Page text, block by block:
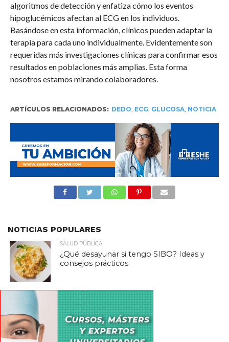
algoritmos de detección y enfatiza cómo los eventos
hipoglucémicos afectan al ECG en los individuos.
Basándose en esta información, clínicos pueden adaptar la
terapia para cada uno individualmente. Evidentemente son
requeridas más investigaciones clínicas para confirmar esos
resultados en poblaciones más amplias. Esta forma
nosotros estamos mirando colaboradores.
ARTÍCULOS RELACIONADOS: DEDO, ECG, GLUCOSA, NOTICIA
NOTICIAS POPULARES
SALUD PÚBLICA
¿Qué desayunar si tengo SIBO? Ideas y
consejos prácticos